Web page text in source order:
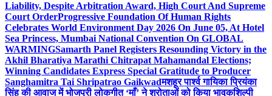
Liability, Despite Arbitration Award, High Court And Supreme
Court OrderProgressive Foundation Of Human Rights
Celebrates World Environment Day 2026 On June 05, At Hotel
Sea Princess, Mumbai National Convention On GLOBAL
WARMINGSamarth Panel Registers Resounding Victory in the
Akhil Bharatiya Marathi Chitrapat Mahamandal Elections;
Winning Candidates Express Special Gratitude to Producer
Sanghamitra Tai Shripatrao Gaikwadमशहूर पार्श्व गायिका प्रियंका
सिंह की आवाज में भोजपुरी लोकगीत ‘माँ’ ने श्रोताओं को किया भावुकशिल्पी